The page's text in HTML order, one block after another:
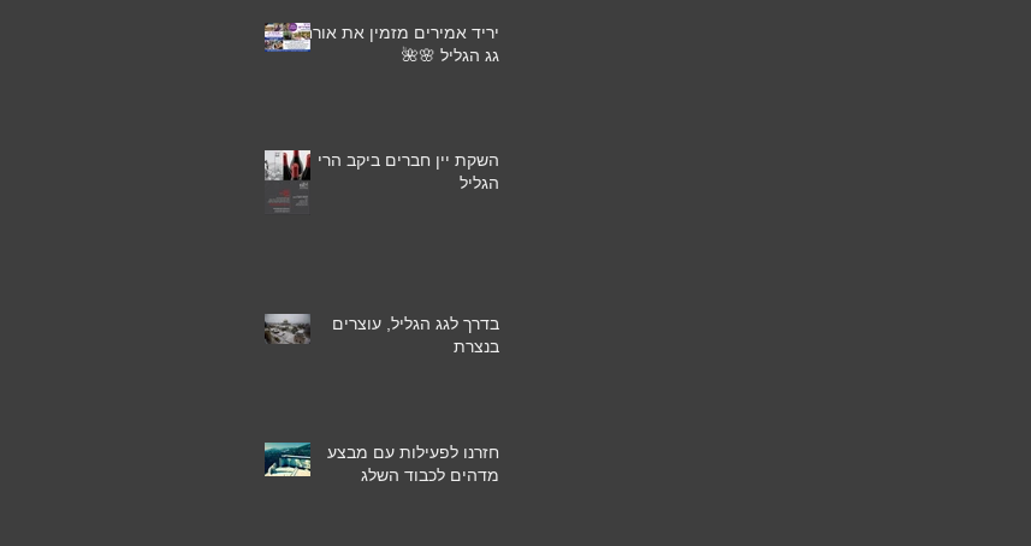
יריד אמירים מזמין את אורחי
גג הגליל 🌸🌺
השקת יין חברים ביקב הרי
הגליל
בדרך לגג הגליל, עוצרים
בנצרת
חזרנו לפעילות עם מבצע
מדהים לכבוד השלג